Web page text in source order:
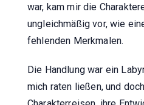
war, kam mir die
ungleichmäßig vor, wie
fehlenden Merkmalen.
Die Handlung war ein
mich raten ließen, und